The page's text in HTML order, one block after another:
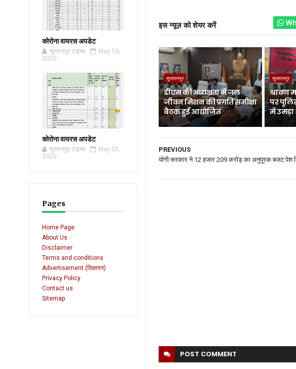
कोरोना वायरस अपडेट
सुल्तानपुर टाइम्स
May 19,
2020
कोरोना वायरस अपडेट
सुल्तानपुर टाइम्स
May 07,
2020
Pages
Home Page
About Us
Disclaimer
Terms and conditions
Advertisement (विज्ञापन)
Privacy Policy
Contact us
Sitemap
इस न्यूज़ को शेयर करें
सुल्तानपुर
डीएम की अध्यक्षता में जल
जीवन मिशन की प्रगति समीक्षा
बैठक हुई आयोजित
सुल्तानपुर
श्रावण
पर
में
PREVIOUS
योगी सरकार ने 12 हजार 209 करोड़ का अनुपूरक बजट पेश
POST COMMENT